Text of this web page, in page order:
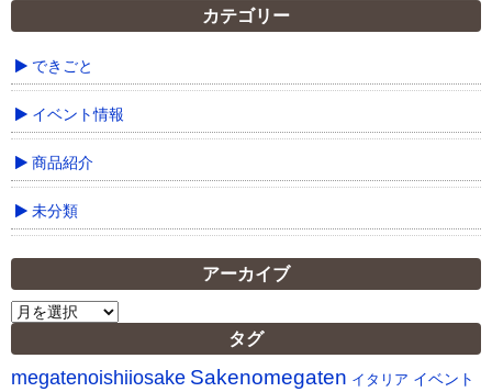
カテゴリー
できごと
イベント情報
商品紹介
未分類
アーカイブ
ア
カ
イ
タグ
megatenoishiiosake Sakenomegaten イタリア イベント